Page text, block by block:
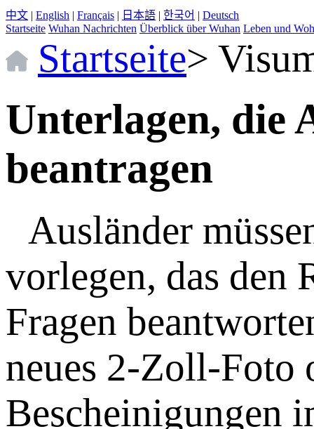
中文 | English | Français | 日本語 | 한국어 | Deutsch
Startseite Wuhan Nachrichten Überblick über Wuhan Leben und
Startseite>
Unterlagen, die
beantragen
Ausländer
vorlegen, das den
Fragen
neues 2-Zoll-Foto
Bescheinigungen